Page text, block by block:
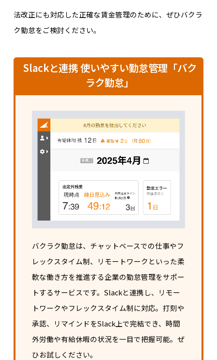
法改正にも対応した正確な賃金管理のために、ぜひバクラ
ク勤怠をご検討ください。
Slackと連携 使いやすい勤怠管理「バク
ラク勤怠」
バクラク勤怠は、チャットベースでの仕事やフ
レックスタイム制、リモートワークといった柔
軟な働き方を推進する企業の勤怠管理をサポー
トするサービスです。Slackと連携し、リモー
トワークやフレックスタイム制に対応。打刻や
承認、リマインドをSlack上で完結でき、時間
外労働や有給休暇の状況を一目で把握可能。ぜ
ひお試しください。